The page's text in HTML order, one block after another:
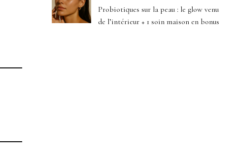
Probiotiques sur la peau : le glow venu
de l’intérieur + 1 soin maison en bonus